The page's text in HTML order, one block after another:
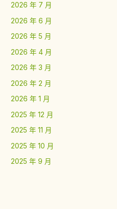
2026 年 7 月
2026 年 6 月
2026 年 5 月
2026 年 4 月
2026 年 3 月
2026 年 2 月
2026 年 1 月
2025 年 12 月
2025 年 11 月
2025 年 10 月
2025 年 9 月